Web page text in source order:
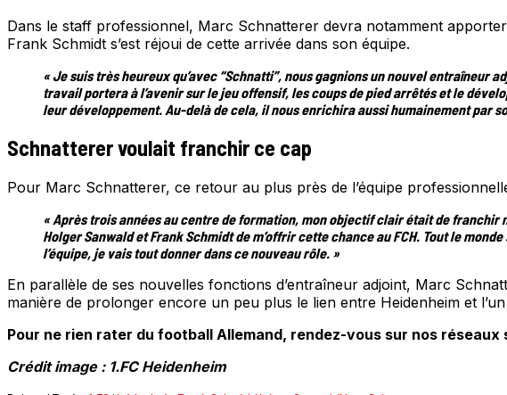
Dans le staff professionnel, Marc Schnatterer devra notamment
Frank Schmidt s’est réjoui de cette arrivée dans son équipe.
« Je suis très heureux qu’avec “Schnatti”, nous gagnions un nouvel entraîneur
travail portera à l’avenir sur le jeu offensif, les coups de pied arrêtés et le
leur développement. Au-delà de cela, il nous enrichira aussi humainement par
Schnatterer voulait franchir ce cap
Pour Marc Schnatterer, ce retour au plus près de l’équipe
« Après trois années au centre de formation, mon objectif clair était de
Holger Sanwald et Frank Schmidt de m’offrir cette chance au FCH. Tout le
l’équipe, je vais tout donner dans ce nouveau rôle. »
En parallèle de ses nouvelles fonctions d’entraîneur adjoint, Marc
manière de prolonger encore un peu plus le lien entre Heidenheim et
Pour ne rien rater du football Allemand, rendez-vous sur nos
Crédit image : 1.FC Heidenheim